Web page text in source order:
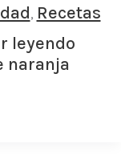
, Recetas
leyendo
naranja